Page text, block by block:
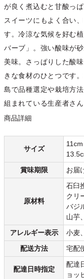
が良く煮込むと甘酸っ
スイーツにもよく合い
す。冷涼な気候を好む
バーブ」。強い酸味が
美味。さっぱりした酸
きな食材のひとつです
島で品種選定や栽培方
組まれている生産者さ
商品詳細
サイズ
賞味期限
お届
原材料
石臼
クリ
バジ
山芋
アレルギー表示
小麦
配送方法
宅配
配達日時指定
配達
ョッ